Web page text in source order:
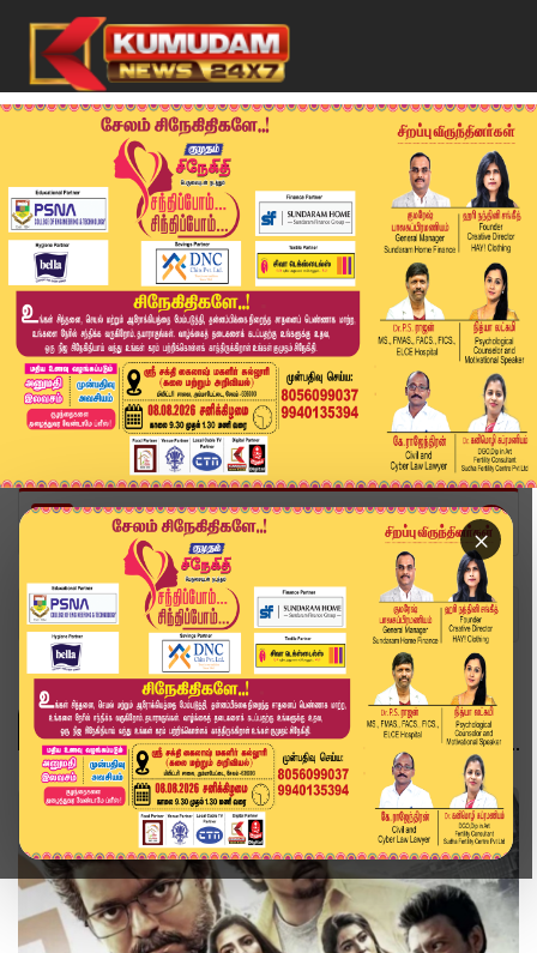
×
Home Topics வேட்டையன்
வேட்டையன்